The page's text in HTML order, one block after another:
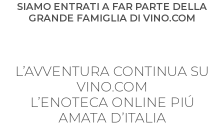
SIAMO ENTRATI A FAR PARTE DELLA
GRANDE FAMIGLIA DI VINO.COM
L’AVVENTURA CONTINUA SU
VINO.COM
L’ENOTECA ONLINE PIÚ
AMATA D’ITALIA